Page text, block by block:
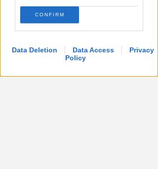
CONFIRM
Data Deletion Data Access
Privacy
Policy